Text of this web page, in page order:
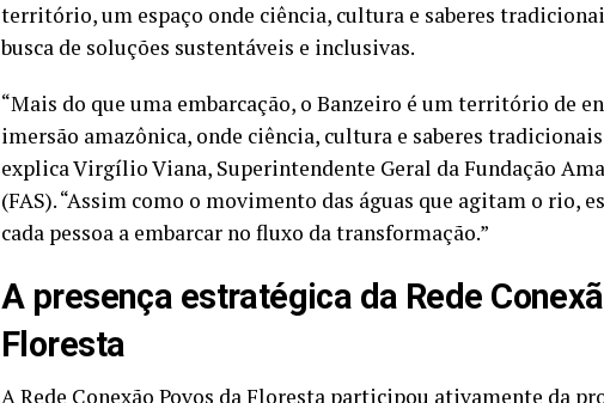
território, um espaço onde ciência, cultura e saberes
busca de soluções sustentáveis e inclusivas.
“Mais do que uma embarcação, o Banzeiro é um território de
imersão amazônica, onde ciência, cultura e saberes
explica Virgílio Viana, Superintendente Geral da Fundação
(FAS). “Assim como o movimento das águas que agitam o rio,
cada pessoa a embarcar no fluxo da transformação.”
A presença estratégica da Rede
Floresta
A Rede Conexão Povos da Floresta participou ativamente da